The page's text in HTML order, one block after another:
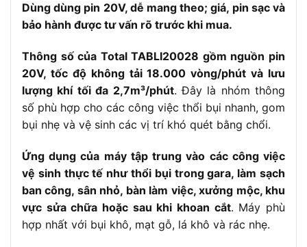
Thiết kế
Nhỏ gọn, 1 tay cầm tiện lợi, dễ mang
theo
Chất liệu vỏ
máy
Nhựa kỹ thuật cao cấp ABS
Độ ồn Vừa phải (~80 – 90 dB)
Pin & sạc
Không kèm theo (Tool only) hoặc chọn
bộ combo
theo
Ứng dụng
Thổi bụi thiết bị điện, vệ sinh gỗ, khe
máy, xe hơi…
Dùng dùng pin 20V, dễ mang theo; giá, pin sạc và
bảo hành được tư vấn rõ trước khi mua.
Thông số của Total TABLI20028 gồm nguồn pin
20V, tốc độ không tải 18.000 vòng/phút và lưu
lượng khí tối đa 2,7m³/phút. Đây là nhóm thông
số phù hợp cho các công việc thổi bụi nhanh, gom
bụi nhẹ và vệ sinh các vị trí khó quét bằng chổi.
Ứng dụng của máy tập trung vào các công việc
vệ sinh thực tế như thổi bụi trong gara, làm sạch
ban công, sân nhỏ, bàn làm việc, xưởng mộc, khu
vực sửa chữa hoặc sau khi khoan cắt. Máy phù
hợp nhất với bụi khô, mạt gỗ, lá khô và rác nhẹ.